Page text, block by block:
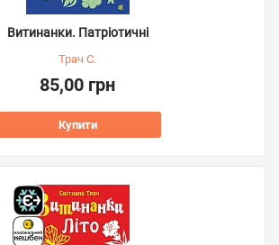
Витинанки. Патріотичні
Трач С.
85,00 грн
Купити